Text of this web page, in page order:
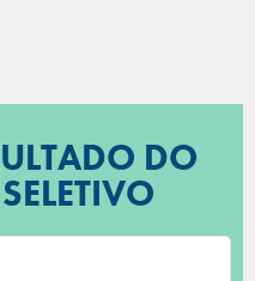
DO